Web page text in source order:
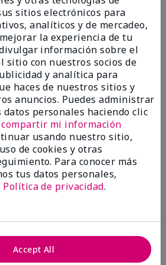
Mary Kay® CC Cream
SPF 15*
the cc cream for 8 years now. I
not cakey it's not heavy and it
get compliments all the time.
sitios electrónicos para
analíticos y de mercadeo,
la experiencia de tu
información sobre el
sitio con nuestros socios de
y analítica para
haces de nuestros sitios y
anuncios. Puedes administrar
datos personales haciendo clic
mi información
usando nuestro sitio,
de cookies y otras
Para conocer más
tus datos personales,
Política de privacidad.
Accept All